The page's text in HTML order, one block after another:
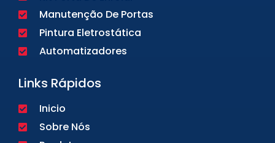
Manutenção De Portas
Pintura Eletrostática
Automatizadores
Links Rápidos
Inicio
Sobre Nós